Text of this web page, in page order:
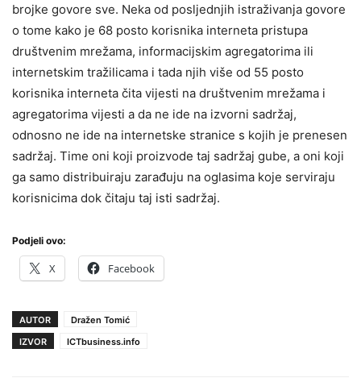
brojke govore sve. Neka od posljednjih istraživanja govore
o tome kako je 68 posto korisnika interneta pristupa
društvenim mrežama, informacijskim agregatorima ili
internetskim tražilicama i tada njih više od 55 posto
korisnika interneta čita vijesti na društvenim mrežama i
agregatorima vijesti a da ne ide na izvorni sadržaj,
odnosno ne ide na internetske stranice s kojih je prenesen
sadržaj. Time oni koji proizvode taj sadržaj gube, a oni koji
ga samo distribuiraju zarađuju na oglasima koje serviraju
korisnicima dok čitaju taj isti sadržaj.
Podjeli ovo:
X Facebook
AUTOR
Dražen Tomić
IZVOR
ICTbusiness.info